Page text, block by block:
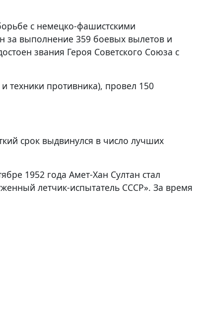
с немецко-фашистскими
за выполнение 359 боевых вылетов и
звания Героя Советского Союза с
техники противника), провел 150
срок выдвинулся в число лучших
1952 года Амет-Хан Султан стал
летчик-испытатель СССР». За время